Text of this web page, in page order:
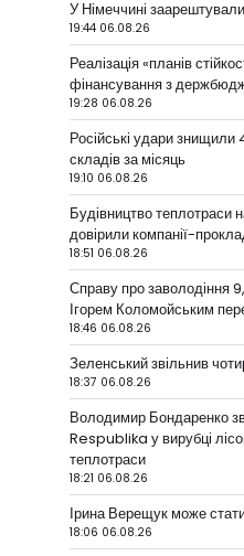
У Німеччині
19:44 06.08.26
Реалізація «планів
фінансування з
19:28 06.08.26
Російські удари знищили
складів за місяць
19:10 06.08.26
Будівництво теплотраси
довірили компанії-
18:51 06.08.26
Справу про заволодіння
Ігорем Коломойським
18:46 06.08.26
Зеленський звільнив
18:37 06.08.26
Володимир Бондаренко
Respublika у вирубці
теплотраси
18:21 06.08.26
Ірина Верещук може
18:06 06.08.26